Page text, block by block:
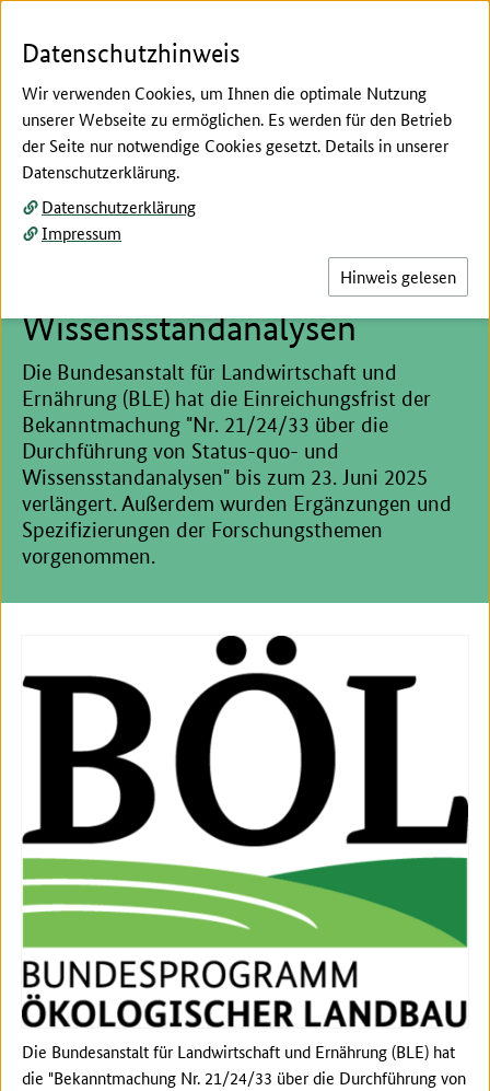
Hier beginnt der Hauptinhalt dieser Seite
Änderung der
Bekanntmachung Nr.
21/24/33: Status-quo- und
Wissensstandanalysen
Die Bundesanstalt für Landwirtschaft und
Ernährung (BLE) hat die Einreichungsfrist der
Bekanntmachung "Nr. 21/24/33 über die
Durchführung von Status-quo- und
Wissensstandanalysen" bis zum 23. Juni 2025
verlängert. Außerdem wurden Ergänzungen und
Spezifizierungen der Forschungsthemen
vorgenommen.
Die Bundesanstalt für Landwirtschaft und Ernährung (BLE) hat
die "Bekanntmachung Nr. 21/24/33 über die Durchführung von
Datenschutzhinweis
Wir verwenden Cookies, um Ihnen die optimale Nutzung
unserer Webseite zu ermöglichen. Es werden für den Betrieb
der Seite nur notwendige Cookies gesetzt. Details in unserer
Datenschutzerklärung.
Datenschutzerklärung
Impressum
Hinweis gelesen